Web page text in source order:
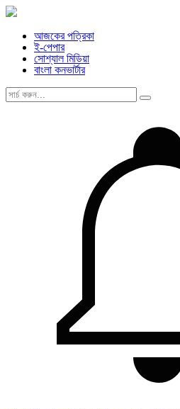
আজকের পত্রিকা
ই-পেপার
সোশ্যাল মিডিয়া
বাংলা কনভার্টার